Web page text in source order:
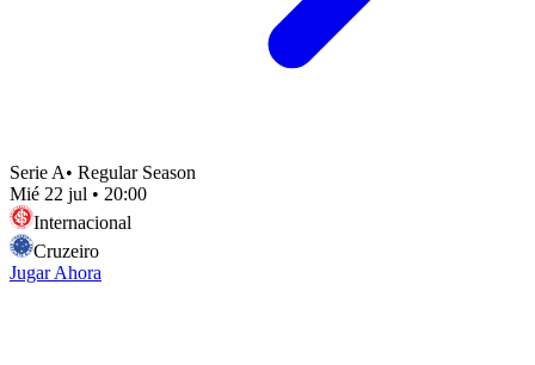
Serie A• Regular Season
Mié 22 jul • 20:00
Internacional
Cruzeiro
Jugar Ahora